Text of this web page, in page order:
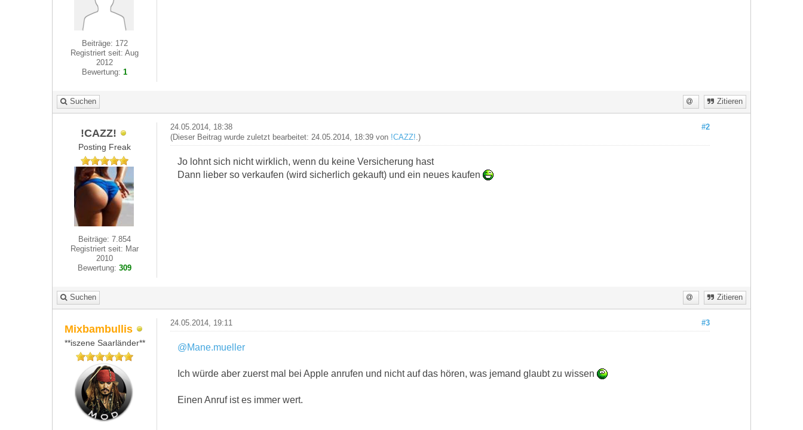
Beiträge: 172
Registriert seit: Aug
2012
Bewertung:1
Suchen Zitieren
!CAZZ!
Posting Freak
Beiträge: 7.854
Registriert seit: Mar
2010
Bewertung:309
#2
24.05.2014, 18:38
(Dieser Beitrag wurde zuletzt bearbeitet: 24.05.2014, 18:39 von !CAZZ! .)
Jo lohnt sich nicht wirklich, wenn du keine Versicherung hast
Dann lieber so verkaufen (wird sicherlich gekauft) und ein neues kaufen
Suchen Zitieren
Mixbambullis
**iszene Saarländer**
#3
24.05.2014, 19:11
@Mane.mueller
Ich würde aber zuerst mal bei Apple anrufen und nicht auf das hören, was jemand glaubt zu wissen
Einen Anruf ist es immer wert.